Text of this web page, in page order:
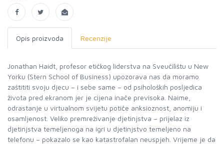
Opis proizvoda Recenzije
Jonathan Haidt, profesor etičkog liderstva na Sveučilištu u New
Yorku (Stern School of Business) upozorava nas da moramo
zaštititi svoju djecu – i sebe same – od psiholoških posljedica
života pred ekranom jer je cijena inače previsoka. Naime,
odrastanje u virtualnom svijetu potiče anksioznost, anomiju i
osamljenost. Veliko premreživanje djetinjstva – prijelaz iz
djetinjstva temeljenoga na igri u djetinjstvo temeljeno na
telefonu – pokazalo se kao katastrofalan neuspjeh. Vrijeme je da